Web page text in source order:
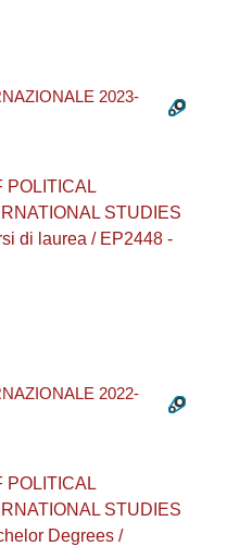
2023-
POLITICAL
STUDIES
di laurea / EP2448 -
2022-
POLITICAL
STUDIES
Degrees /